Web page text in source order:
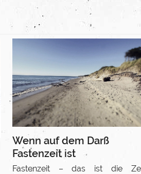
Wenn auf dem Darß
Fastenzeit ist
Fastenzeit – das ist die